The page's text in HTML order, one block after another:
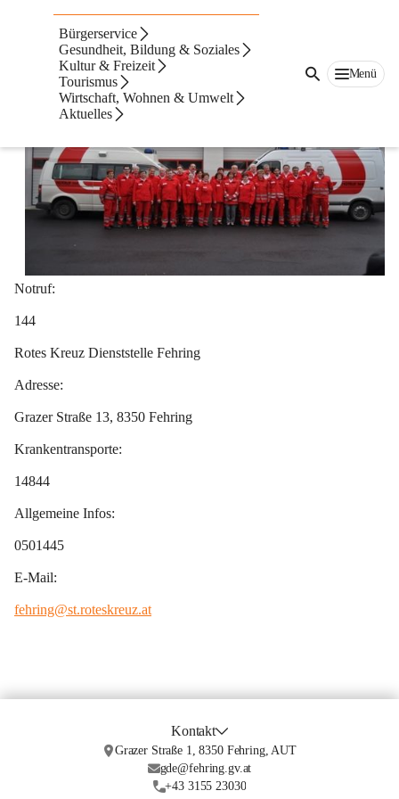
Bürgerservice
Gesundheit, Bildung & Soziales
Kultur & Freizeit
Tourismus
Wirtschaft, Wohnen & Umwelt
Aktuelles
Menü
Rotes Kreuz Fehring
Notruf:
144
Rotes Kreuz Dienststelle Fehring
Adresse:
Grazer Straße 13, 8350 Fehring
Krankentransporte:
14844
Allgemeine Infos:
0501445
E-Mail:
fehring@st.roteskreuz.at
Kontakt
Grazer Straße 1, 8350 Fehring, AUT
gde@fehring.gv.at
+43 3155 23030